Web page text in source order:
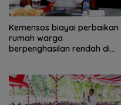
Kemensos biayai perbaikan
rumah warga
berpenghasilan rendah di